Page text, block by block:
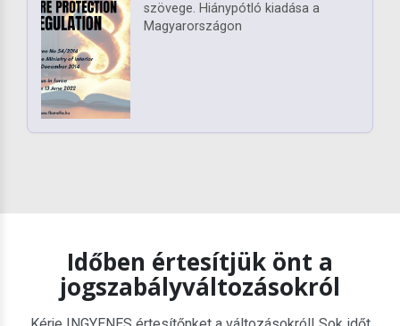
szövege. Hiánypótló kiadása a
Magyarországon
Időben értesítjük önt a
jogszabályváltozásokról